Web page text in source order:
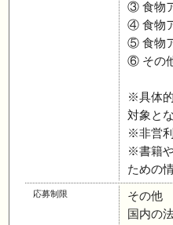
③ 食物
④ 食物
⑤ 食物
⑥ その
※具体
対象と
※非営
※書籍
ための
応募制限
その他
国内の